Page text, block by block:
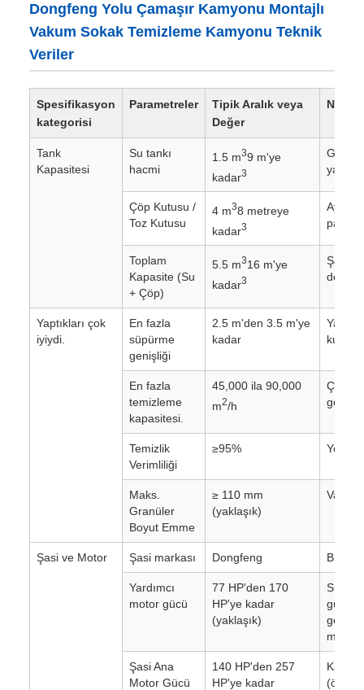
Dongfeng Yolu Çamaşır Kamyonu Montajlı
Vakum Sokak Temizleme Kamyonu Teknik
Veriler
Spesifikasyon
kategorisi
Parametreler
Tipik Aralık veya
Değer
Notlar
Tank
Kapasitesi
Su tankı
hacmi
1.5 m39 m'ye
kadar3
yapılır.
Çöp Kutusu /
Toz Kutusu
4 m38 metreye
kadar3
Aynı
Toplam
Kapasite (Su
+ Çöp)
5.5 m316 m'ye
kadar3
Şasi
değişir.
Yaptıkları çok
iyiydi.
En fazla
süpürme
genişliği
2.5 m'den 3.5 m'ye
kadar
Yan
En fazla
temizleme
kapasitesi.
45,000 ila 90,000
m2/h
Temizlik
Verimliliği
≥95% Yol
Maks.
Granüler
Boyut Emme
≥ 110 mm
(yaklaşık)
Şasi ve Motor Şasi markası Dongfeng Birincil
Yardımcı
motor gücü
77 HP'den 170
HP'ye kadar
(yaklaşık)
marka.
Şasi Ana
Motor Gücü
140 HP'den 257
HP'ye kadar